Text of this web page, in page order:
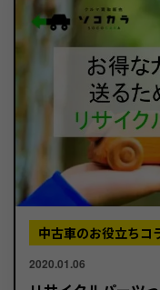
中古車のお役立ちコ
2020.01.06